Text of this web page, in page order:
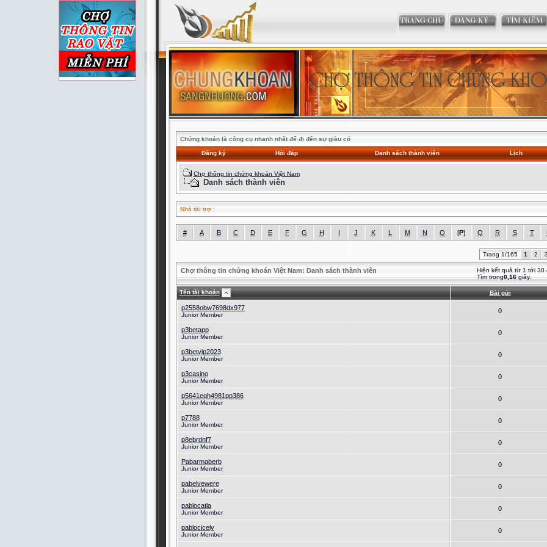
Chứng khoán là công cụ nhanh nhất để đi đến sự giàu có
Đăng ký Hỏi đáp Danh sách thành viên Lịch
Chợ thông tin chứng khoán Việt Nam
Danh sách thành viên
Nhà tài trợ:
# A B C D E F G H I J K L M N O [P] Q R S T
Trang 1/165 1 2 3
Hiện kết quả từ 1 tới 30
Tìm trong0,16giây.
Chợ thông tin chứng khoán Việt Nam: Danh sách thành viên
Tên tài khoản Bài gửi
p2558obw7698dx977
Junior Member
0
p3betapp
Junior Member
0
p3betvip2023
Junior Member
0
p3casino
Junior Member
0
p5641eqh4981pp386
Junior Member
0
p7788
Junior Member
0
p8ebrdnf7
Junior Member
0
Pabarmaberb
Junior Member
0
pabelvewere
Junior Member
0
pablocatla
Junior Member
0
pablocicely
Junior Member
0